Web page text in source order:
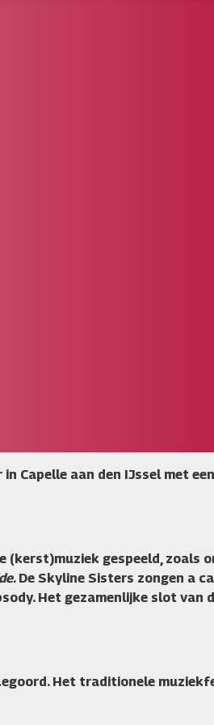
Capelle aan den IJssel met
(kerst)muziek gespeeld, zoals
De Skyline Sisters zongen a
Het gezamenlijke slot van
Het traditionele